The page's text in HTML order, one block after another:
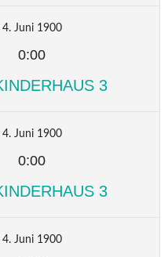
4. Juni 1900
0:00
3
4. Juni 1900
0:00
3
4. Juni 1900